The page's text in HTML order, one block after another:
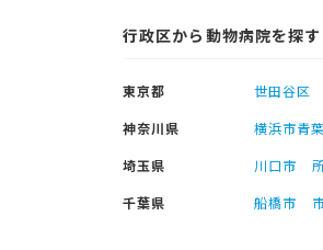
行政区から動物病院を探す
東京都 世田谷区
神奈川県
横浜市青
埼玉県
川口市
千葉県
船橋市